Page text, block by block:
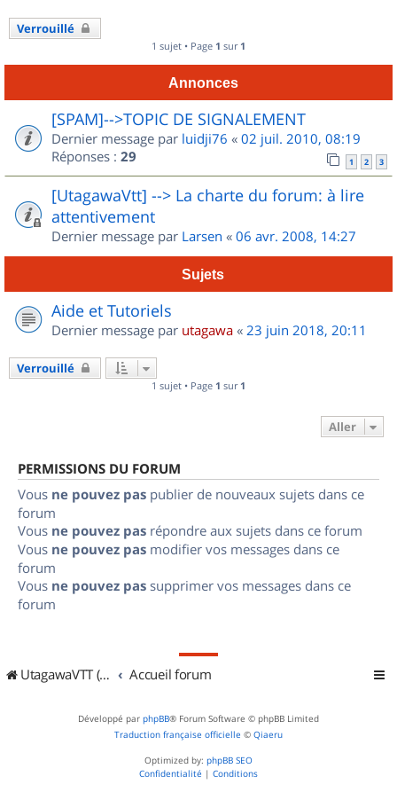
Verrouillé
1 sujet • Page 1 sur 1
Annonces
[SPAM]-->TOPIC DE SIGNALEMENT
Dernier message par luidji76 « 02 juil. 2010, 08:19
Réponses : 29 1 2 3
[UtagawaVtt] --> La charte du forum: à lire
attentivement
Dernier message par Larsen « 06 avr. 2008, 14:27
Sujets
Aide et Tutoriels
Dernier message par utagawa « 23 juin 2018, 20:11
Verrouillé
1 sujet • Page 1 sur 1
Aller
PERMISSIONS DU FORUM
Vous ne pouvez pas publier de nouveaux sujets dans ce
forum
Vous ne pouvez pas répondre aux sujets dans ce forum
Vous ne pouvez pas modifier vos messages dans ce
forum
Vous ne pouvez pas supprimer vos messages dans ce
forum
UtagawaVTT (Randos VTT et VTTAE avec traces GPS) Accueil forum
Développé par phpBB® Forum Software © phpBB Limited
Traduction française officielle © Qiaeru
Optimized by: phpBB SEO
Confidentialité | Conditions